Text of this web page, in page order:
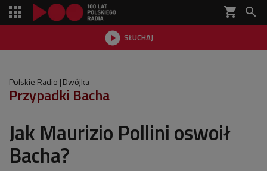
shopping_cart 
 SŁUCHAJ

Polskie Radio Dwójka
Przypadki Bacha
Jak Maurizio Pollini oswoił
Bacha?